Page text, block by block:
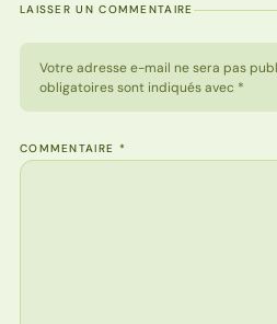
LAISSER UN COMMENTAIRE
Votre adresse e-mail ne sera pas
obligatoires sont indiqués avec *
COMMENTAIRE *